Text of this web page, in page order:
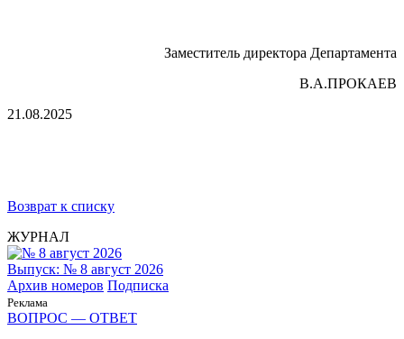
Заместитель директора Департамента
В.А.ПРОКАЕВ
21.08.2025
Возврат к списку
ЖУРНАЛ
Выпуск: № 8 август 2026
Архив номеров Подписка
Реклама
ВОПРОС — ОТВЕТ